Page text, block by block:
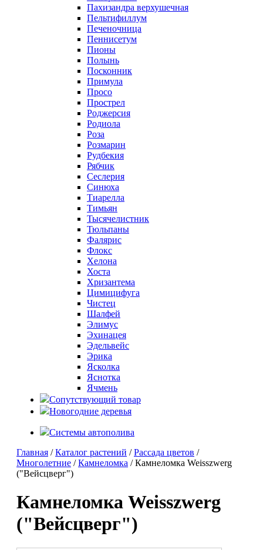
Пахизандра верхушечная
Пельтифиллум
Печеночница
Пеннисетум
Пионы
Полынь
Посконник
Примула
Просо
Прострел
Роджерсия
Родиола
Роза
Розмарин
Рудбекия
Рябчик
Сеслерия
Синюха
Тиарелла
Тимьян
Тысячелистник
Тюльпаны
Фалярис
Флокс
Хелона
Хоста
Хризантема
Цимицифуга
Чистец
Шалфей
Элимус
Эхинацея
Эдельвейс
Эрика
Ясколка
Яснотка
Ячмень
Сопутствующий товар
Новогодние деревья
Системы автополива
Главная /Каталог растений /Рассада цветов /
Многолетние /Камнеломка / Камнеломка Weisszwerg
("Вейсцверг")
Камнеломка Weisszwerg
("Вейсцверг")